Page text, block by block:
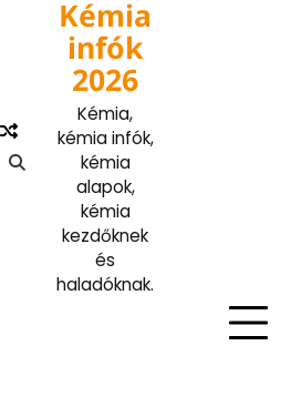
Kémia
infók
2026
Kémia,
kémia infók,
kémia
alapok,
kémia
kezdőknek
és
haladóknak.